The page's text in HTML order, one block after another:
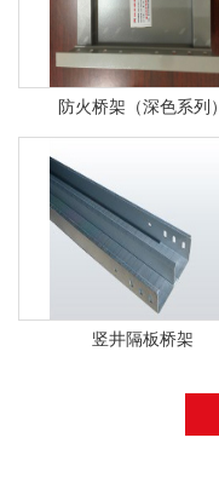
防火桥架（深色系列）
竖井隔板桥架